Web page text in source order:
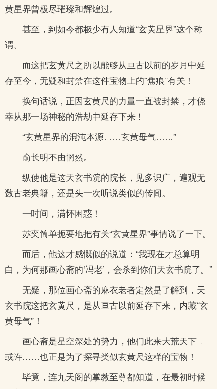
黄星界曾极尽璀璨和辉煌过。
甚至，到如今都极少有人知道“玄黄星界”这个称
谓。
而这把玄黄尺之所以能够从亘古以前的岁月中延
存至今，无疑和封禁在这件宝物上的“焦痕”有关！
换句话说，正因玄黄尺的力量一直被封禁，才侥
幸从那一场神秘的浩劫中延存下来！
“玄黄星界的混沌本源……玄黄母气……”
俞长明不由惘然。
纵使他是这天玄书院的院长，见多识广，遍观无
数古老典籍，还是头一次听说类似的传闻。
一时间，满怀困惑！
苏奕简单扼要地把有关“玄黄星界”事情说了一下。
而后，他这才感慨似的说道：“我现在才总算明
白，为何那画心斋的‘冯老’，会杀到你们天玄书院了。”
无疑，那位画心斋的麻衣老者定然是了解到，天
玄书院这把玄黄尺，是从亘古以前延存下来，内藏“玄
黄母气”！
画心斋是星空深处的势力，他们此来大荒天下，
或许……也正是为了探寻类似玄黄尺这样的宝物！
毕竟，连九天阁的掌教至尊都知道，在最初时候